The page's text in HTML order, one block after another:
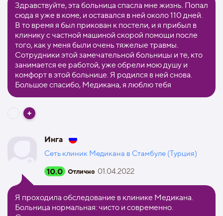
Здравствуйте, эта больница спасла мне жизнь. Попал
сюда я уже в коме, и оставался в ней около 110 дней.
В то время я был прикован к постели, и я прибыл в
клинику с частной машиной скорой помощи после
того, как у меня были очень тяжелые травмы.
Сотрудники этой замечательной больницы и те, кто
занимается ее работой, уже обрели мою душу и
комфорт в этой больнице. Я родился в ней снова.
Большое спасибо, Медикана, я люблю тебя
Инга
Сеть клиник Медикана в Стамбуле (Турция)
10.0 Отлично 01.04.2022
Я проходила обследование в клинике Медикана.
Больница нормальная: чисто и современно.